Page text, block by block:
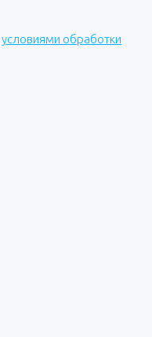
условиями обработки